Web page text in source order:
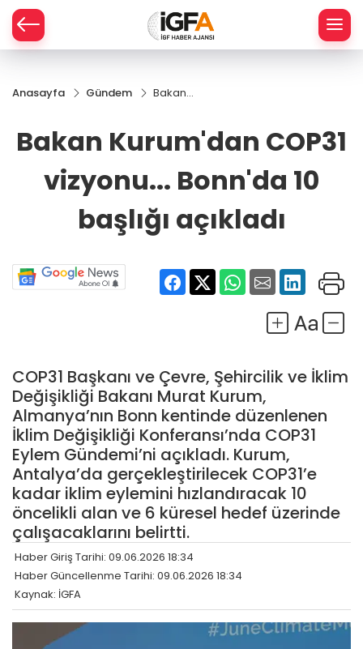
Anasayfa Gündem
Bakan
vizyonu...
başlığı
açıkladı
Bakan Kurum'dan COP31
vizyonu... Bonn'da 10
başlığı açıkladı
COP31 Başkanı ve Çevre, Şehircilik ve İklim
Değişikliği Bakanı Murat Kurum,
Almanya’nın Bonn kentinde düzenlenen
İklim Değişikliği Konferansı’nda COP31
Eylem Gündemi’ni açıkladı. Kurum,
Antalya’da gerçekleştirilecek COP31’e
kadar iklim eylemini hızlandıracak 10
öncelikli alan ve 6 küresel hedef üzerinde
çalışacaklarını belirtti.
Haber Giriş Tarihi: 09.06.2026 18:34
Haber Güncellenme Tarihi: 09.06.2026 18:34
Kaynak: İGFA